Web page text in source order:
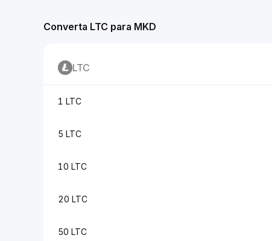
Converta LTC para MKD
LTC
1 LTC
5 LTC
10 LTC
20 LTC
50 LTC